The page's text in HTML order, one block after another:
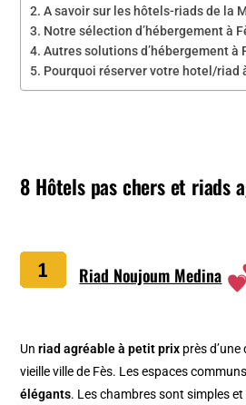
A savoir sur les hôtels-riads de la
Notre sélection d’hébergement à
Autres solutions d’hébergement à
Pourquoi réserver votre hotel/riad
8 Hôtels pas chers et riads
Riad Noujoum Medina
Unriad agréable à petit prix près
vieille ville de Fès. Les espaces
élégants. Les chambres sont simples